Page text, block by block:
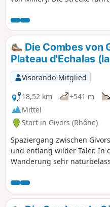
Naturräume. Man entdeckt
Lehrteich, die mit Rhône-
gespeiste Pumpstation, die
mehrere kleine
Flussufer. Ausblicke auf das
begleiten einen Großteil der
Wanderung.
Die Combes von
Plateau d'Echalas
Visorando-Mitglied
18,52 km
+541 m
Mittel
Start in Givors (Rhône)
Spaziergang zwischen
und entlang wilder Täler. In
Wanderung sehr